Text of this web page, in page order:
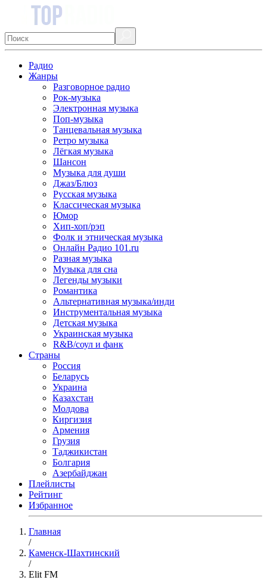
Радио
Жанры
Разговорное радио
Рок-музыка
Электронная музыка
Поп-музыка
Танцевальная музыка
Ретро музыка
Лёгкая музыка
Шансон
Музыка для души
Джаз/Блюз
Русская музыка
Классическая музыка
Юмор
Хип-хоп/рэп
Фолк и этническая музыка
Онлайн Радио 101.ru
Разная музыка
Музыка для сна
Легенды музыки
Романтика
Альтернативная музыка/инди
Инструментальная музыка
Детская музыка
Украинская музыка
R&B/cоул и фанк
Страны
Россия
Беларусь
Украина
Казахстан
Молдова
Киргизия
Армения
Грузия
Таджикистан
Болгария
Азербайджан
Плейлисты
Рейтинг
Избранное
Главная
/
Каменск-Шахтинский
/
Elit FM